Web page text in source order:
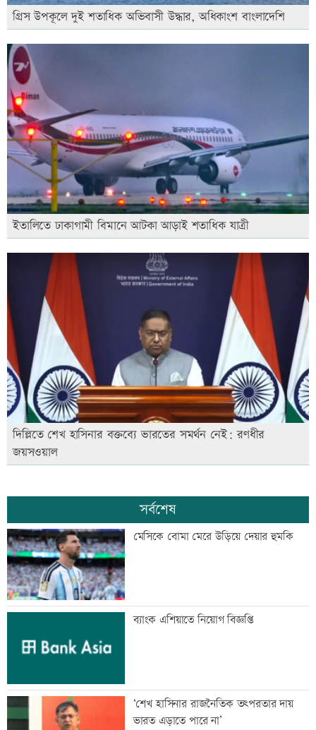
গ্রিস উপকূলে দুই শতাধিক অভিবাসী উদ্ধার, অধিকাংশ বাংলাদেশি
ইতালিতে ঢাকাগামী বিমানে আটকা আড়াই শতাধিক যাত্রী
দিল্লিতে শেখ হাসিনার বক্তব্যে ভারতের সমর্থন নেই: রণধীর
জয়সওয়াল
সর্বশেষ
মেসিকে বোমা মেরে উড়িয়ে দেয়ার হুমকি
ব্যাংক এশিয়াতে নিয়োগ বিজ্ঞপ্তি
‘শেখ হাসিনার রাজনৈতিক তৎপরতার দায়
ভারত এড়াতে পারে না’